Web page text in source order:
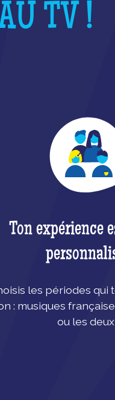
TV !
Ton expérience
les périodes qui
: musiques
ou les deux